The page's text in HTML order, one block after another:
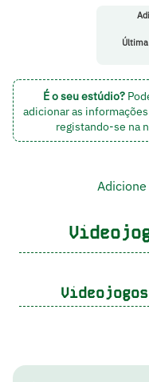
É o seu estúdio?
adicionar as
registando-se na